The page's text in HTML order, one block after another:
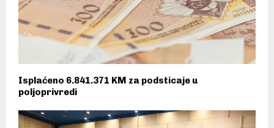
Isplaćeno 6.841.371 KM za podsticaje u
poljoprivredi